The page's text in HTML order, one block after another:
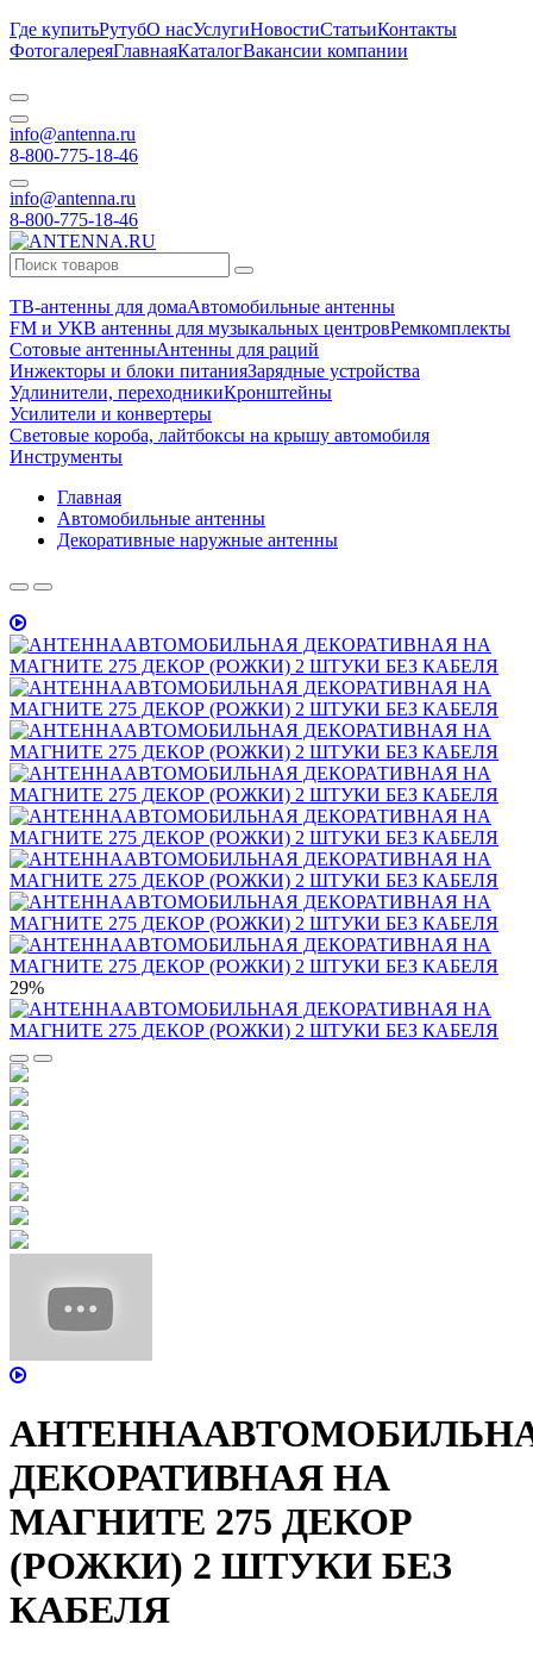
Где купитьРутубО насУслугиНовостиСтатьиКонтакты
ФотогалереяГлавнаяКаталогВакансии компании
info@antenna.ru
8-800-775-18-46
info@antenna.ru
8-800-775-18-46
ТВ-антенны для домаАвтомобильные антенны
FM и УКВ антенны для музыкальных центровРемкомплекты
Сотовые антенныАнтенны для раций
Инжекторы и блоки питанияЗарядные устройства
Удлинители, переходникиКронштейны
Усилители и конвертеры
Световые короба, лайтбоксы на крышу автомобиля
Инструменты
Главная
Автомобильные антенны
Декоративные наружные антенны
29%
ДЕКОРАТИВНАЯ НА
МАГНИТЕ 275 ДЕКОР
(РОЖКИ) 2 ШТУКИ БЕЗ
КАБЕЛЯ